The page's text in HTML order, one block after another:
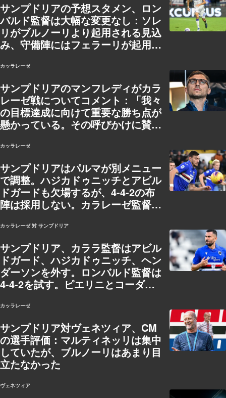
サンプドリアの予想スタメン、ロン
バルド監督は大幅な変更なし：ソレ
リがブルノーリより起用される見込
み、守備陣にはフェラーリが起用さ
カッラレーゼ
サンプドリアのマンフレディがカラ
レーゼ戦についてコメント：「我々
の目標達成に向けて重要な勝ち点が
懸かっている。その呼びかけに賛同
カッラレーゼ
サンプドリアはパルマが別メニュー
で調整。ハジカドゥニッチとアビル
ドガードも欠場するが、4-4-2の布
陣は採用しない。カラレーゼ監督の
気を取られてはならない」
カッラレーゼ 対 サンプドリア
サンプドリア、カララ監督はアビル
ドガード、ハジカドゥニッチ、ヘン
ダーソンを外す。ロンバルド監督は
4-4-2を試す。ピエリニとコーダが
カッラレーゼ
サンプドリア対ヴェネツィア、CM
の選手評価：マルティネッリは集中
していたが、ブルノーリはあまり目
立たなかった
ヴェネツィア